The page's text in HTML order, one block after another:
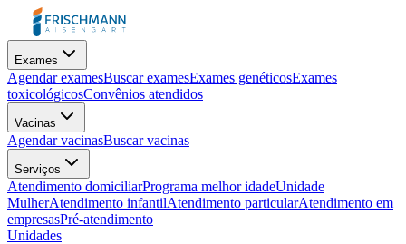
Exames
Agendar examesBuscar examesExames genéticosExames
toxicológicosConvênios atendidos
Vacinas
Agendar vacinasBuscar vacinas
Serviços
Atendimento domiciliarPrograma melhor idadeUnidade
MulherAtendimento infantilAtendimento particularAtendimento em
empresasPré-atendimento
Unidades